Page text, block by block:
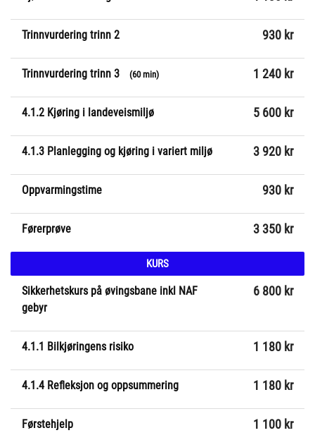
Trinnvurdering trinn 2 930 kr
Trinnvurdering trinn 3 (60 min) 1 240 kr
4.1.2 Kjøring i landeveismiljø 5 600 kr
4.1.3 Planlegging og kjøring i variert miljø 3 920 kr
Oppvarmingstime 930 kr
Førerprøve 3 350 kr
KURS
Sikkerhetskurs på øvingsbane inkl NAF
gebyr
6 800 kr
4.1.1 Bilkjøringens risiko 1 180 kr
4.1.4 Refleksjon og oppsummering 1 180 kr
Førstehjelp 1 100 kr